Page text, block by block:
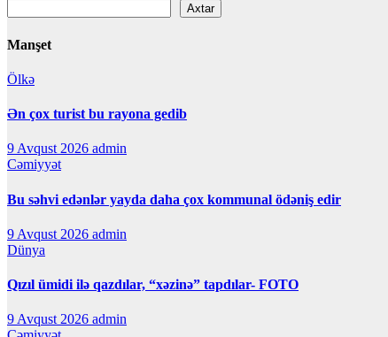
Axtar
Manşet
Ölkə
Ən çox turist bu rayona gedib
9 Avqust 2026 admin
Cəmiyyət
Bu səhvi edənlər yayda daha çox kommunal ödəniş edir
9 Avqust 2026 admin
Dünya
Qızıl ümidi ilə qazdılar, “xəzinə” tapdılar- FOTO
9 Avqust 2026 admin